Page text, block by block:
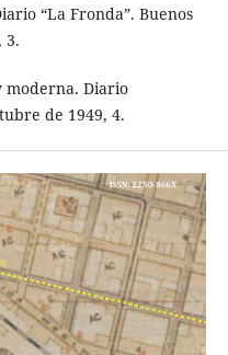
“La Fronda”. Buenos
3.
moderna. Diario
de 1949, 4.